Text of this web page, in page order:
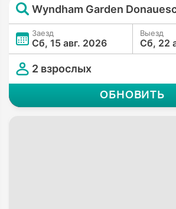
Wyndham Garden
Заезд
Сб, 15 авг. 2026
Выезд
Сб, 22
2 взрослых
ОБНОВИТЬ